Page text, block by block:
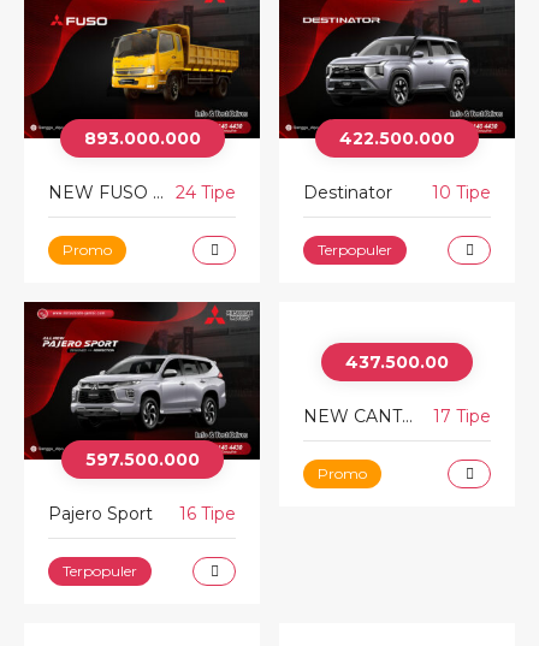
893.000.000
NEW FUSO FIGHTER 24 Tipe
Promo
422.500.000
Destinator 10 Tipe
Terpopuler
597.500.000
Pajero Sport 16 Tipe
Terpopuler
437.500.00
NEW CANTER 17 Tipe
Promo